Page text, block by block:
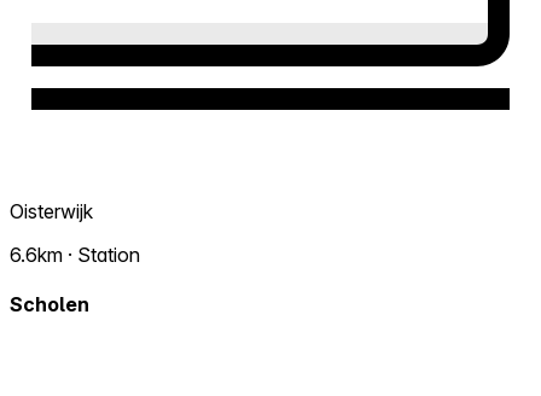
Oisterwijk
6.6km · Station
Scholen